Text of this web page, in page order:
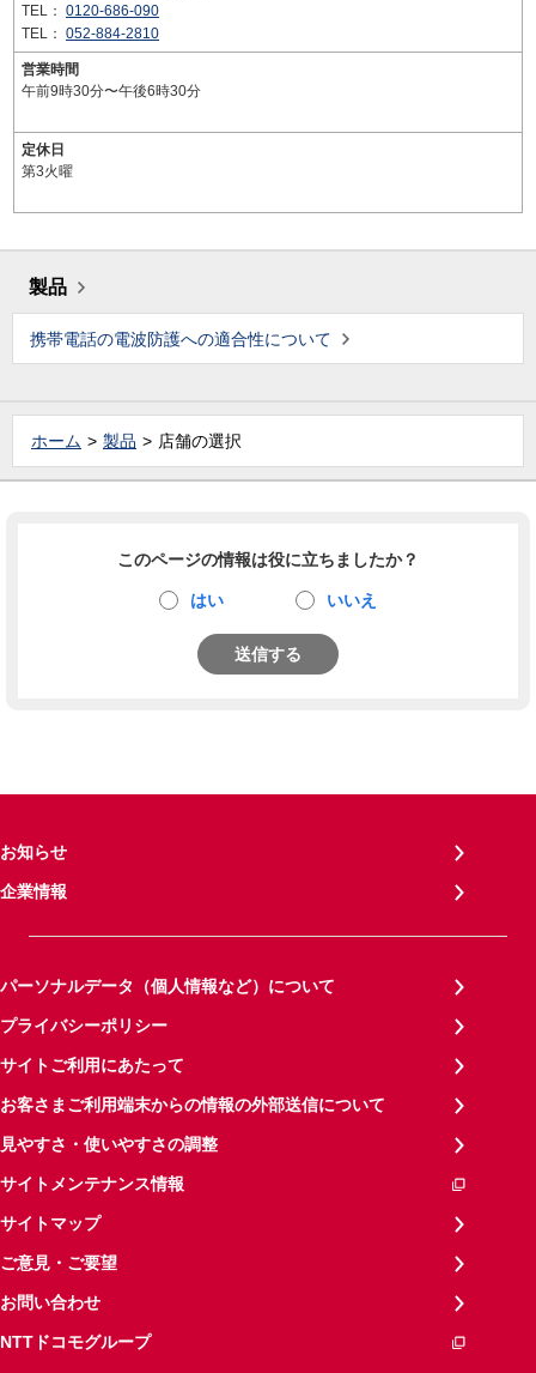
TEL： 0120-686-090
TEL： 052-884-2810
営業時間
午前9時30分〜午後6時30分
定休日
第3火曜
製品
携帯電話の電波防護への適合性について
ホーム 製品 店舗の選択
このページの情報は役に立ちましたか？
はい いいえ
送信する
お知らせ
企業情報
パーソナルデータ（個人情報など）について
プライバシーポリシー
サイトご利用にあたって
お客さまご利用端末からの情報の外部送信について
見やすさ・使いやすさの調整
サイトメンテナンス情報
サイトマップ
ご意見・ご要望
お問い合わせ
NTTドコモグループ